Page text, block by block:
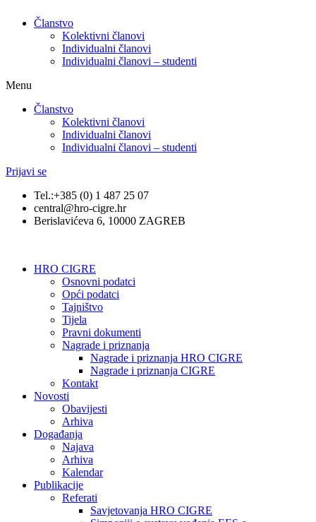
Članstvo
Kolektivni članovi
Individualni članovi
Individualni članovi – studenti
Menu
Članstvo
Kolektivni članovi
Individualni članovi
Individualni članovi – studenti
Prijavi se
Tel.:+385 (0) 1 487 25 07
central@hro-cigre.hr
Berislavićeva 6, 10000 ZAGREB
HRO CIGRE
Osnovni podatci​
Opći podatci
Tajništvo
Tijela
Pravni dokumenti
Nagrade i priznanja
Nagrade i priznanja HRO CIGRE
Nagrade i priznanja CIGRE
Kontakt
Novosti
Obavijesti
Arhiva
Događanja
Najava
Arhiva
Kalendar
Publikacije
Referati
Savjetovanja HRO CIGRE